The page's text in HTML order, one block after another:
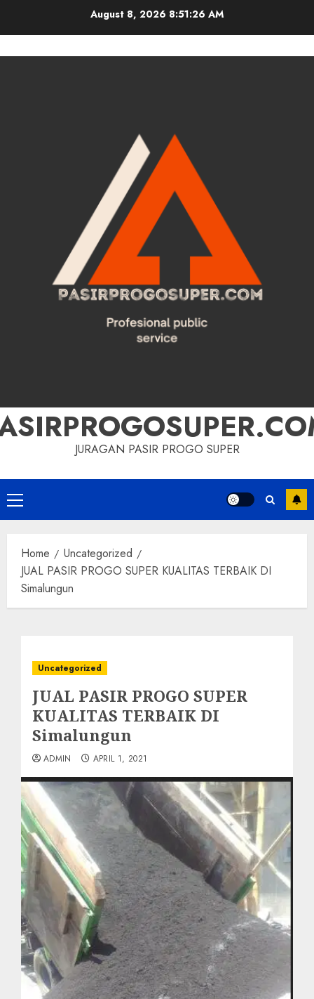
August 8, 2026 8:51:26 AM
JURAGAN PASIR PROGO SUPER
Primary
Menu
Home
Uncategorized
JUAL PASIR PROGO SUPER KUALITAS TERBAIK DI
Simalungun
Uncategorized
JUAL PASIR PROGO SUPER
KUALITAS TERBAIK DI
Simalungun
ADMIN APRIL 1, 2021